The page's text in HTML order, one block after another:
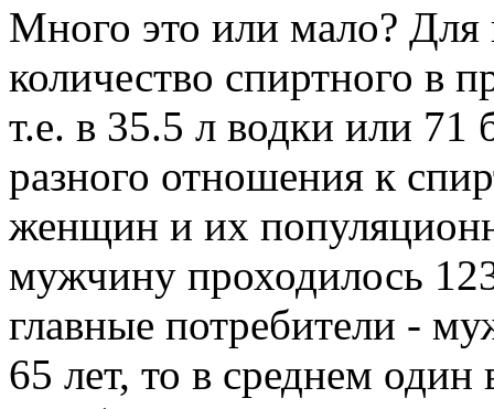
Много это или мало? Для
количество спиртного в
т.е. в 35.5 л водки или
разного отношения к
женщин и их
мужчину проходилось
главные потребители -
65 лет, то в среднем